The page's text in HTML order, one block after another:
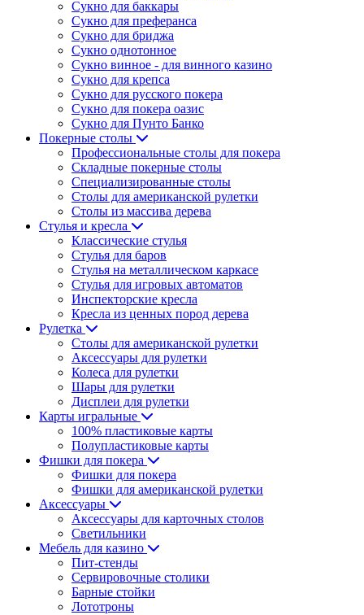
Сукно для баккары
Сукно для преферанса
Сукно для бриджа
Сукно однотонное
Сукно винное - для винного казино
Сукно для крепса
Сукно для русского покера
Сукно для покера оазис
Сукно для Пунто Банко
Покерные столы
Профессиональные столы для покера
Складные покерные столы
Специализированные столы
Столы для американской рулетки
Столы из массива дерева
Стулья и кресла
Классические стулья
Стулья для баров
Стулья на металлическом каркасе
Стулья для игровых автоматов
Инспекторские кресла
Кресла из ценных пород дерева
Рулетка
Столы для американской рулетки
Аксессуары для рулетки
Колеса для рулетки
Шары для рулетки
Дисплеи для рулетки
Карты игральные
100% пластиковые карты
Полупластиковые карты
Фишки для покера
Фишки для покера
Фишки для американской рулетки
Аксессуары
Аксессуары для карточных столов
Светильники
Мебель для казино
Пит-стенды
Сервировочные столики
Барные стойки
Лототроны